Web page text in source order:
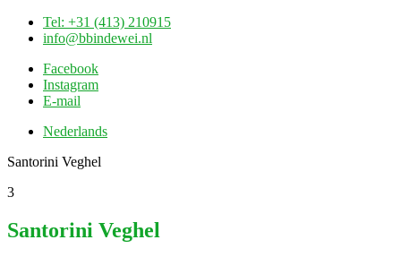
Tel: +31 (413) 210915
info@bbindewei.nl
Facebook
Instagram
E-mail
Nederlands
Santorini Veghel
3
Santorini Veghel